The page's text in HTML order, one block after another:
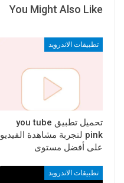
You Might Also Like
تطبيقات الاندرويد
تحميل تطبيق you tube
pink لتجربة مشاهدة الفيديو
على أفضل مستوى
تطبيقات الاندرويد